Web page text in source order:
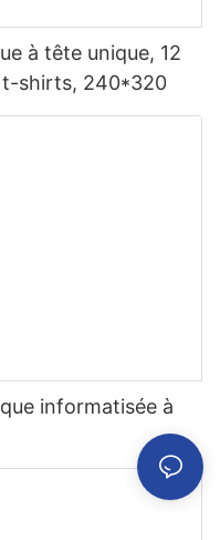
à tête unique, 12
t-shirts, 240*320
informatisée à